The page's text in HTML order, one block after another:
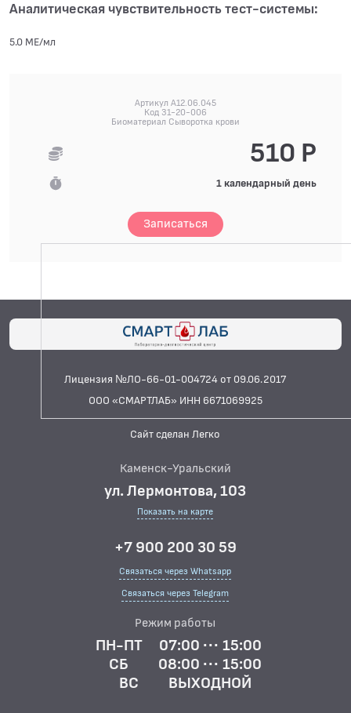
Аналитическая чувствительность тест-системы:
5.0 МЕ/мл
Артикул A12.06.045
Код 31-20-006
Биоматериал Сыворотка крови
510 Р
1 календарный день
Записаться
Лицензия №ЛО-66-01-004724 от 09.06.2017
ООО «СМАРТЛАБ» ИНН 6671069925
Сайт сделан Легко
Каменск-Уральский
ул. Лермонтова, 103
Показать на карте
+7 900 200 30 59
Связаться через Whatsapp
Связаться через Telegram
Режим работы
ПН-ПТ
07:00 ··· 15:00
СБ
08:00 ··· 15:00
ВС
ВЫХОДНОЙ